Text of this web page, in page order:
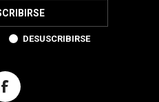
DESUSCRIBIRSE